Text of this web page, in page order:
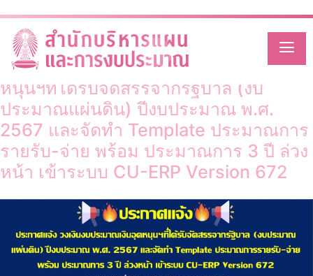
Skip
content
Month:December 2023
ประกาศแจ้ง วงเงินงบประมาณเงินอุด
หนุนฯที่ได้รับจัดสรรจากรัฐบาล (งบ
ประมาณแผ่นดิน) ปีงบประมาณ พ.ศ.
2567 และจัดทำ Template ประมาณการ
รายรับ-จ่าย พร้อม ประมาณการ 3 ปี ล่วง
หน้า เข้าระบบ CU-ERP Version 672